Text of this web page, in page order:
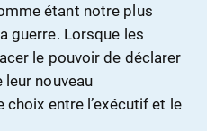
étant notre plus
guerre. Lorsque les
le pouvoir de déclarer
leur nouveau
entre l’exécutif et le